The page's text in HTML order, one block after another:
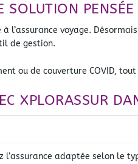
voyage.
de gestion.
ou de couverture COVID,
XPLORASSUR
l’assurance adaptée selon le